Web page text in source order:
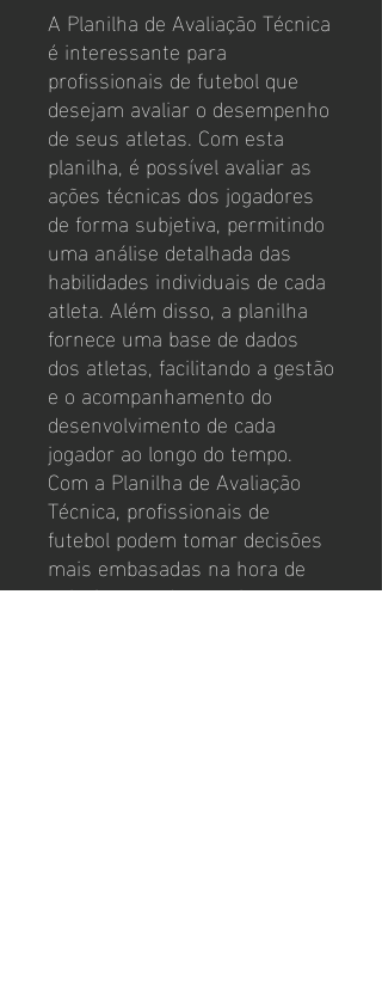
A Planilha de Avaliação Técnica
é interessante para
profissionais de futebol que
desejam avaliar o desempenho
de seus atletas. Com esta
planilha, é possível avaliar as
ações técnicas dos jogadores
de forma subjetiva, permitindo
uma análise detalhada das
habilidades individuais de cada
atleta. Além disso, a planilha
fornece uma base de dados
dos atletas, facilitando a gestão
e o acompanhamento do
desenvolvimento de cada
jogador ao longo do tempo.
Com a Planilha de Avaliação
Técnica, profissionais de
futebol podem tomar decisões
mais embasadas na hora de
selecionar e desenvolver seus